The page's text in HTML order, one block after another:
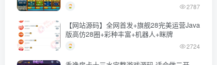
2787
【网站源码】全网首发+旗舰28完美运营Java
版高仿28圈+彩种丰富+机器人+眯牌
2724